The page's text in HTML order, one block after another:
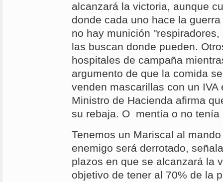
alcanzará la victoria, aunque
donde cada uno hace la
no hay munición
las buscan donde pueden.
hospitales de campaña
argumento de que la comida
venden mascarillas con un
Ministro de Hacienda afirma
su rebaja. O mentía o no tenía
Tenemos un Mariscal al
enemigo será derrotado,
plazos en que se alcanzará la
objetivo de tener al 70% de la